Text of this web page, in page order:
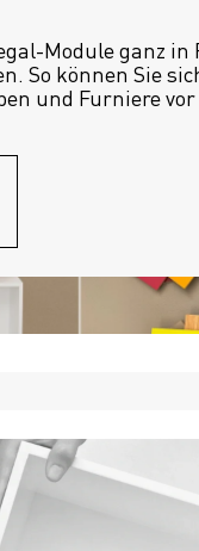
Module ganz in
So können Sie
und Furniere